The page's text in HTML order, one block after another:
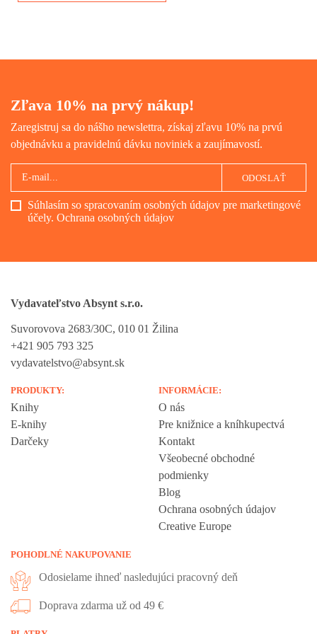
Zľava 10% na prvý nákup!
Zaregistruj sa do nášho newslettra, získaj zľavu 10% na prvú
objednávku a pravidelnú dávku noviniek a zaujímavostí.
Súhlasím so spracovaním osobných údajov pre marketingové
účely. Ochrana osobných údajov
ODOSLAŤ
Vydavateľstvo Absynt s.r.o.
Suvorovova 2683/30C, 010 01 Žilina
+421 905 793 325
vydavatelstvo@absynt.sk
PRODUKTY:
Knihy
E-knihy
Darčeky
INFORMÁCIE:
O nás
Pre knižnice a kníhkupectvá
Kontakt
Všeobecné obchodné
podmienky
Blog
Ochrana osobných údajov
Creative Europe
POHODLNÉ NAKUPOVANIE
Odosielame ihneď nasledujúci pracovný deň
Doprava zdarma už od 49 €